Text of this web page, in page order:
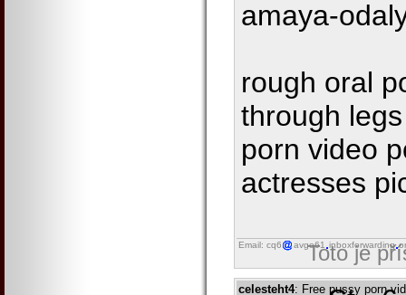
amaya-
rough oral
through
porn video
actresses
Email: cq6 avgo61 inboxforwarding
Toto je
celesteht4: Free pussy porn